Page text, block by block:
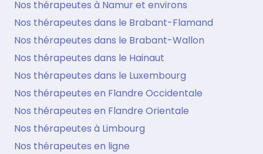
Nos thérapeutes à Namur et environs
Nos thérapeutes dans le Brabant-Flamand
Nos thérapeutes dans le Brabant-Wallon
Nos thérapeutes dans le Hainaut
Nos thérapeutes dans le Luxembourg
Nos thérapeutes en Flandre Occidentale
Nos thérapeutes en Flandre Orientale
Nos thérapeutes à Limbourg
Nos thérapeutes en ligne